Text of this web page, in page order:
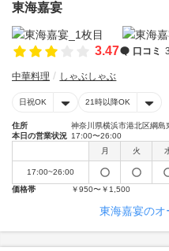
東海嘉宴
3.47 口コミ
中華料理 しゃぶしゃぶ
日祝OK 21時以降OK
住所
神奈川県横浜市港北区綱島
本日の営業状況 17:00〜26:00
月
火
17:00~26:00
価格帯
￥950〜￥1,500
東海嘉宴のオ